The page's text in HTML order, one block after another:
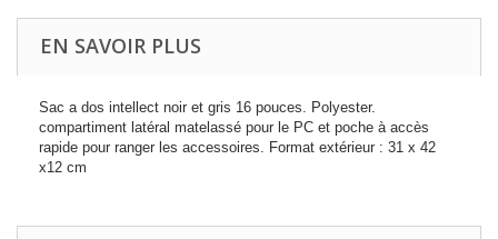
EN SAVOIR PLUS
Sac a dos intellect noir et gris 16 pouces. Polyester.
compartiment latéral matelassé pour le PC et poche à accès
rapide pour ranger les accessoires. Format extérieur : 31 x 42
x12 cm